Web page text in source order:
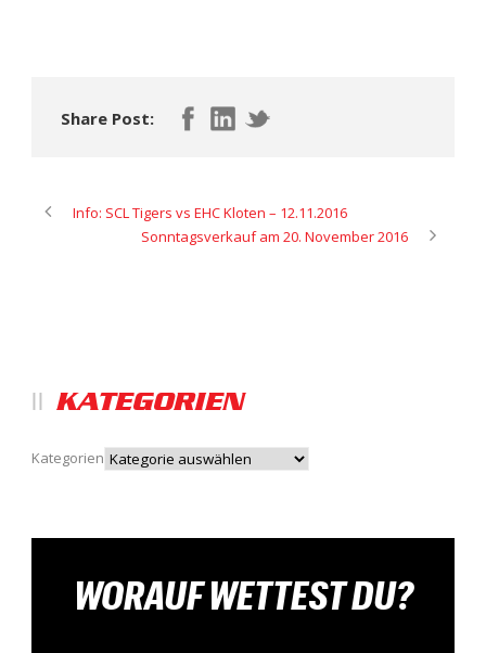
Share Post:
Info: SCL Tigers vs EHC Kloten – 12.11.2016
Sonntagsverkauf am 20. November 2016
KATEGORIEN
Kategorien